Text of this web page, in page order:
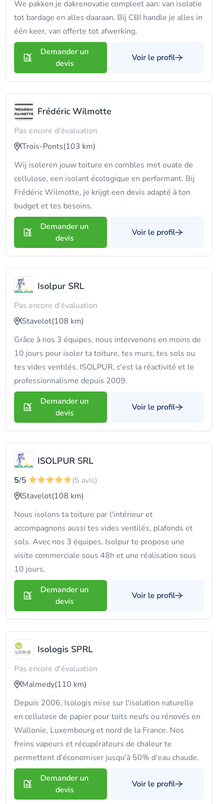
We pakken je dakrenovatie compleet aan: van isolatie
tot bardage en alles daaraan. Bij CBI handle je alles in
één keer, van offerte tot afwerking.
Demander un
devis
Voir le profil
Frédéric Wilmotte
Pas encore d'évaluation
Trois-Ponts(103 km)
Wij isoleren jouw toiture en combles met ouate de
cellulose, een isolant écologique en performant. Bij
Frédéric Wilmotte, je krijgt een devis adapté à ton
budget et tes besoins.
Demander un
devis
Voir le profil
Isolpur SRL
Pas encore d'évaluation
Stavelot(108 km)
Grâce à nos 3 équipes, nous intervenons en moins de
10 jours pour isoler ta toiture, tes murs, tes sols ou
tes vides ventilés. ISOLPUR, c'est la réactivité et le
professionnalisme depuis 2009.
Demander un
devis
Voir le profil
ISOLPUR SRL
5/5
(5 avis)
Stavelot(108 km)
Nous isolons ta toiture par l'intérieur et
accompagnons aussi tes vides ventilés, plafonds et
sols. Avec nos 3 équipes, Isolpur te propose une
visite commerciale sous 48h et une réalisation sous
10 jours.
Demander un
devis
Voir le profil
Isologis SPRL
Pas encore d'évaluation
Malmedy(110 km)
Depuis 2006, Isologis mise sur l'isolation naturelle
en cellulose de papier pour toits neufs ou rénovés en
Wallonie, Luxembourg et nord de la France. Nos
freins vapeurs et récupérateurs de chaleur te
permettent d'économiser jusqu'à 50% d'eau chaude.
Demander un
devis
Voir le profil